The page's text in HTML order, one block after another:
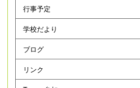
行事予定
学校だより
ブログ
リンク